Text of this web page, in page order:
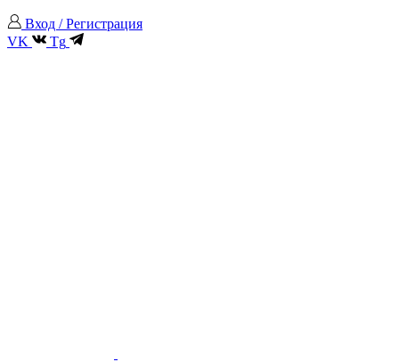
Вход / Регистрация
VK
Tg